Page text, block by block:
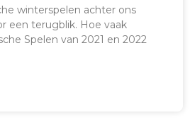
winterspelen achter ons
een terugblik. Hoe vaak
Spelen van 2021 en 2022